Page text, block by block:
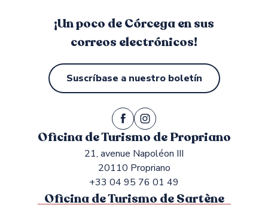
¡Un poco de Córcega en sus
correos electrónicos!
Suscríbase a nuestro boletín
Oficina de Turismo de Propriano
21, avenue Napoléon III
20110 Propriano
+33 04 95 76 01 49
Oficina de Turismo de Sartène